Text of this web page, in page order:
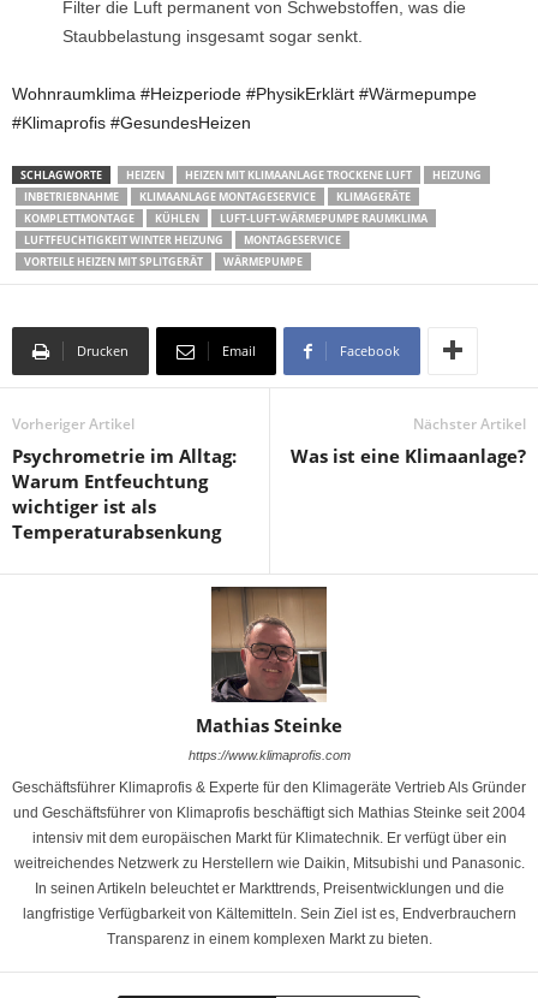
Filter die Luft permanent von Schwebstoffen, was die
Staubbelastung insgesamt sogar senkt.
Wohnraumklima #Heizperiode #PhysikErklärt #Wärmepumpe
#Klimaprofis #GesundesHeizen
SCHLAGWORTE HEIZEN HEIZEN MIT KLIMAANLAGE TROCKENE LUFT
HEIZUNG
INBETRIEBNAHME
KLIMAANLAGE MONTAGESERVICE
KLIMAGERÄTE
KOMPLETTMONTAGE
KÜHLEN
LUFT-LUFT-WÄRMEPUMPE RAUMKLIMA
LUFTFEUCHTIGKEIT WINTER HEIZUNG
MONTAGESERVICE
VORTEILE HEIZEN MIT SPLITGERÄT
WÄRMEPUMPE
Drucken Email Facebook
Vorheriger Artikel
Psychrometrie im Alltag:
Warum Entfeuchtung
wichtiger ist als
Temperaturabsenkung
Nächster Artikel
Was ist eine Klimaanlage?
Mathias Steinke
https://www.klimaprofis.com
Geschäftsführer Klimaprofis & Experte für den Klimageräte Vertrieb Als Gründer
und Geschäftsführer von Klimaprofis beschäftigt sich Mathias Steinke seit 2004
intensiv mit dem europäischen Markt für Klimatechnik. Er verfügt über ein
weitreichendes Netzwerk zu Herstellern wie Daikin, Mitsubishi und Panasonic.
In seinen Artikeln beleuchtet er Markttrends, Preisentwicklungen und die
langfristige Verfügbarkeit von Kältemitteln. Sein Ziel ist es, Endverbrauchern
Transparenz in einem komplexen Markt zu bieten.